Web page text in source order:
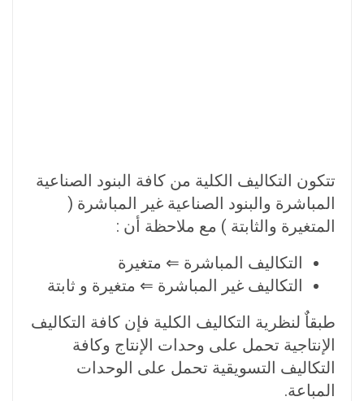
تتكون التكاليف الكلية من كافة البنود الصناعية
المباشرة والبنود الصناعية غير المباشرة (
المتغيرة والثابتة ) مع ملاحظة أن :
التكاليف المباشرة ⇐ متغيرة
التكاليف غير المباشرة ⇐ متغيرة و ثابتة
طبقاٌ لنظرية التكاليف الكلية فإن كافة التكاليف
الإنتاجية تحمل على وحدات الإنتاج وكافة
التكاليف التسويقية تحمل على الوحدات
المباعة.